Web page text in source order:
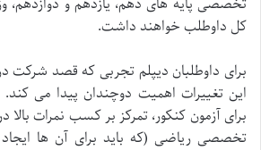
تخصصی پایه های دهم، یازدهم و دوازدهم،
کل داوطلب خواهند داشت.
برای داوطلبان دیپلم تجربی که قصد شرکت
این تغییرات اهمیت دوچندان پیدا می کند.
برای آزمون کنکور، تمرکز بر کسب نمرات بالا
تخصصی ریاضی (که باید برای آن ها